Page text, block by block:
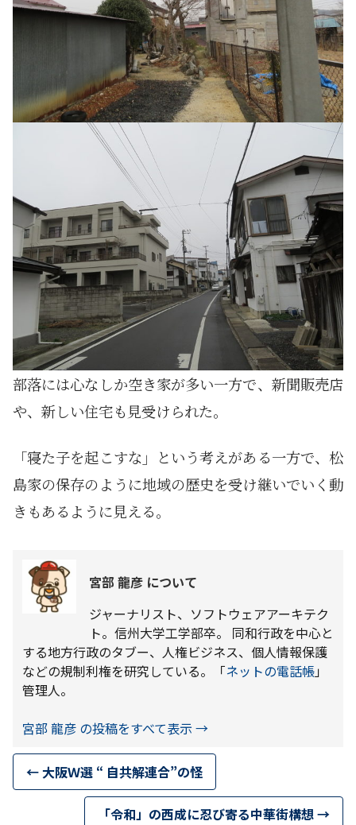
部落には心なしか空き家が多い一方で、新聞販売店
や、新しい住宅も見受けられた。
「寝た子を起こすな」という考えがある一方で、松
島家の保存のように地域の歴史を受け継いでいく動
きもあるように見える。
宮部 龍彦 について
ジャーナリスト、ソフトウェアアーキテク
ト。信州大学工学部卒。 同和行政を中心と
する地方行政のタブー、人権ビジネス、個人情報保護
などの規制利権を研究している。「ネットの電話帳」
管理人。
宮部 龍彦 の投稿をすべて表示 →
←大阪Ｗ選 “ 自共解連合”の怪
「令和」の西成に忍び寄る中華街構想→